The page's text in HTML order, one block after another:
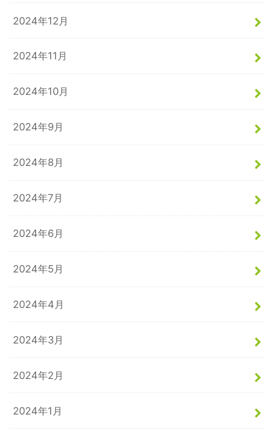
2024年12月
2024年11月
2024年10月
2024年9月
2024年8月
2024年7月
2024年6月
2024年5月
2024年4月
2024年3月
2024年2月
2024年1月